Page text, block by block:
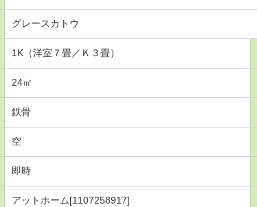
グレースカトウ
1K（洋室７畳／Ｋ３畳）
24㎡
鉄骨
空
即時
アットホーム[1107258917]